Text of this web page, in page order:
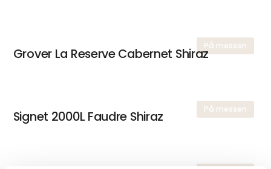
På messen
Grover La Reserve Cabernet Shiraz
På messen
Signet 2000L Faudre Shiraz